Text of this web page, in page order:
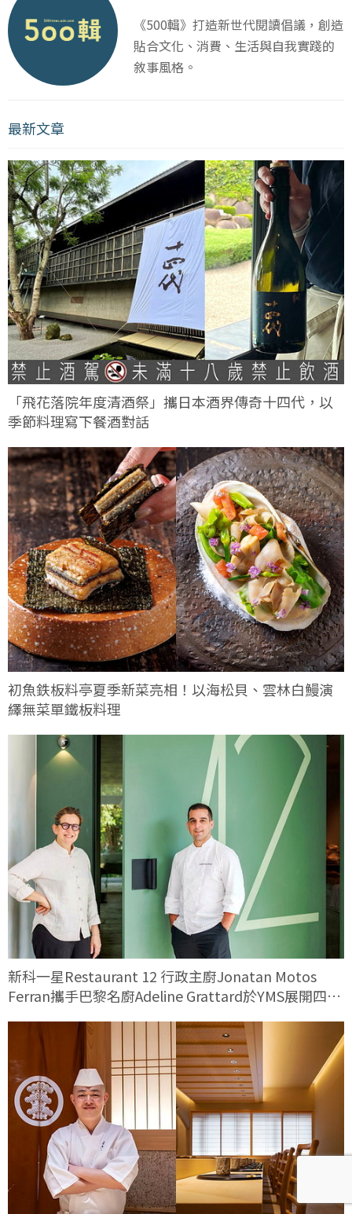
《500輯》打造新世代閱讀倡議，創造
貼合文化、消費、生活與自我實踐的
敘事風格。
最新文章
「飛花落院年度清酒祭」攜日本酒界傳奇十四代，以
季節料理寫下餐酒對話
初魚鉄板料亭夏季新菜亮相！以海松貝、雲林白鰻演
繹無菜單鐵板料理
新科一星Restaurant 12 行政主廚Jonatan Motos
Ferran攜手巴黎名廚Adeline Grattard於YMS展開四手